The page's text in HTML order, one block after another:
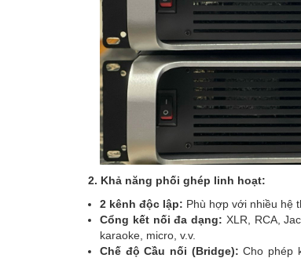
2. Khả năng phối ghép linh hoạt:
2 kênh độc lập: Phù hợp với nhiều hệ
Cổng kết nối đa dạng: XLR, RCA,
karaoke, micro, v.v.
Chế độ Cầu nối (Bridge): Cho phép